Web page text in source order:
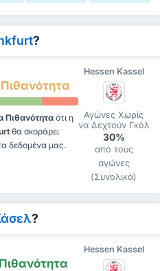
?
Hessen Kassel
Πιθανότηταότι η
θα σκοράρει
δεδομένα μας.
Αγώνες Χωρίς
να Δεχτούν Γκόλ
30%
από τους
αγώνες
(Συνολικά)
?
Hessen Kassel